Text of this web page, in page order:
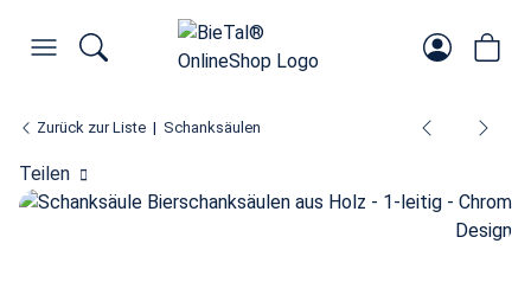
Zurück zur Liste Schanksäulen
Teilen